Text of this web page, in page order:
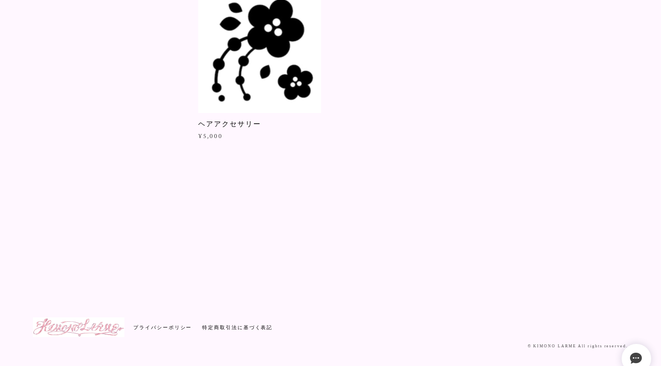
ヘアアクセサリー
¥5,000
プライバシーポリシー 特定商取引法に基づく表記
© KIMONO LARME All rights reserved.